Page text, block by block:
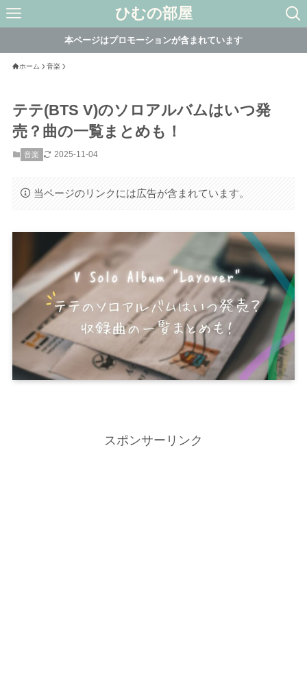
ひむの部屋
本ページはプロモーションが含まれています
ホーム 音楽
テテ(BTS V)のソロアルバムはいつ発
売？曲の一覧まとめも！
音楽 2025-11-04
当ページのリンクには広告が含まれています。
スポンサーリンク